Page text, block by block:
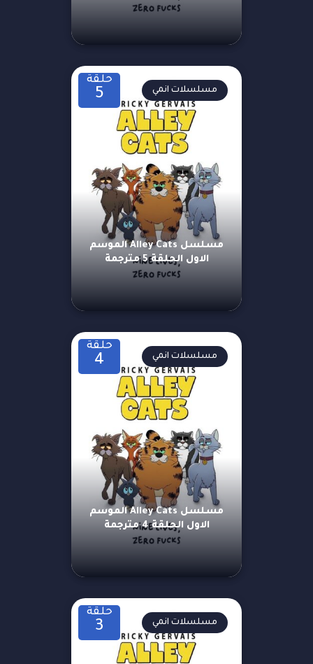
حلقة
5
مسلسل Alley Cats الموسم
الاول الحلقة 5 مترجمة
مسلسلات انمي
حلقة
4
مسلسل Alley Cats الموسم
الاول الحلقة 4 مترجمة
مسلسلات انمي
حلقة
3 مسلسلات انمي